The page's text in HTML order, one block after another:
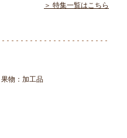
＞ 特集一覧はこちら
果物：加工品